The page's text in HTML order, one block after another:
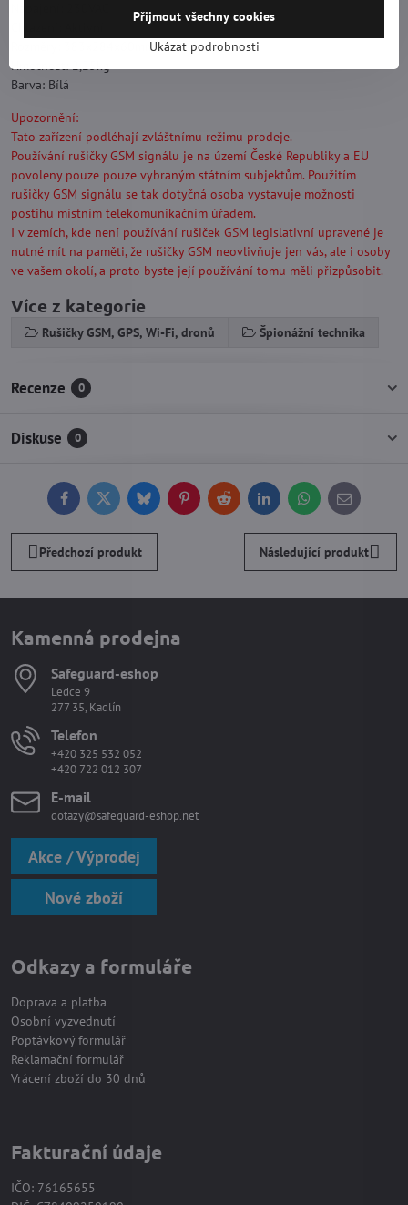
Rozměry: 383x284x60mm
Hmotnost: 2,25kg
Barva: Bílá
Upozornění:
Tato zařízení podléhají zvláštnímu režimu prodeje.
Používání rušičky GSM signálu je na území České Republiky a EU
povoleny pouze pouze vybraným státním subjektům. Použitím
rušičky GSM signálu se tak dotyčná osoba vystavuje možnosti
postihu místním telekomunikačním úřadem.
I v zemích, kde není používání rušiček GSM legislativní upravené je
nutné mít na paměti, že rušičky GSM neovlivňuje jen vás, ale i osoby
ve vašem okolí, a proto byste její používání tomu měli přizpůsobit.
Více z kategorie
Rušičky GSM, GPS, Wi-Fi, dronů Špionážní technika
Recenze 0
Diskuse 0
FacebookTwitterBlueskyPinterestReddit LinkedInWhatsApp
E-
mail
Předchozí produkt Následující produkt
Kamenná prodejna
Safeguard-eshop
Ledce 9
277 35, Kadlín
Telefon
+420 325 532 052
+420 722 012 307
E-mail
dotazy@safeguard-eshop.net
Akce / Výprodej
Nové zboží
Odkazy a formuláře
Doprava a platba
Osobní vyzvednutí
Poptávkový formulář
Reklamační formulář
Vrácení zboží do 30 dnů
Fakturační údaje
IČO: 76165655
Ukázat podrobnosti
Přijmout všechny cookies